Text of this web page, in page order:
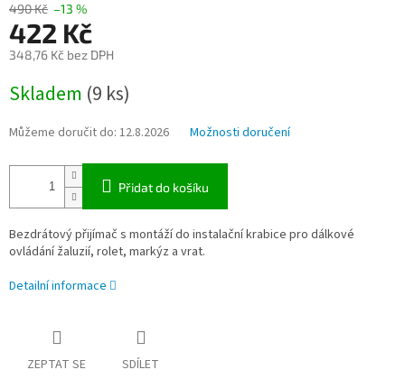
490 Kč –13 %
422 Kč
348,76 Kč bez DPH
cena:
Skladem (9 ks)
Můžeme doručit do: 12.8.2026 Možnosti doručení
Přidat do košíku
Bezdrátový přijímač s montáží do instalační krabice pro dálkové
ovládání žaluzií, rolet, markýz a vrat.
Detailní informace
ZEPTAT SE SDÍLET